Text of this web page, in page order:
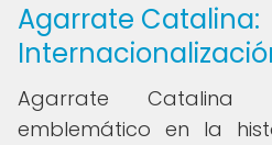
Agarrate Catalina:
Agarrate
emblemático en la